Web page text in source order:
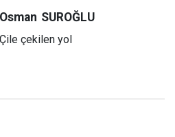
Osman SUROĞLU
Çile çekilen yol